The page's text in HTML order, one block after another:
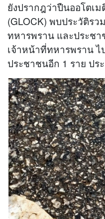
ยังปรากฎว่าปืนออโตเ
(GLOCK) พบประวัติรว
ทหารพราน และประช
เจ้าหน้าที่ทหารพราน
ประชาชนอีก 1 ราย ปร